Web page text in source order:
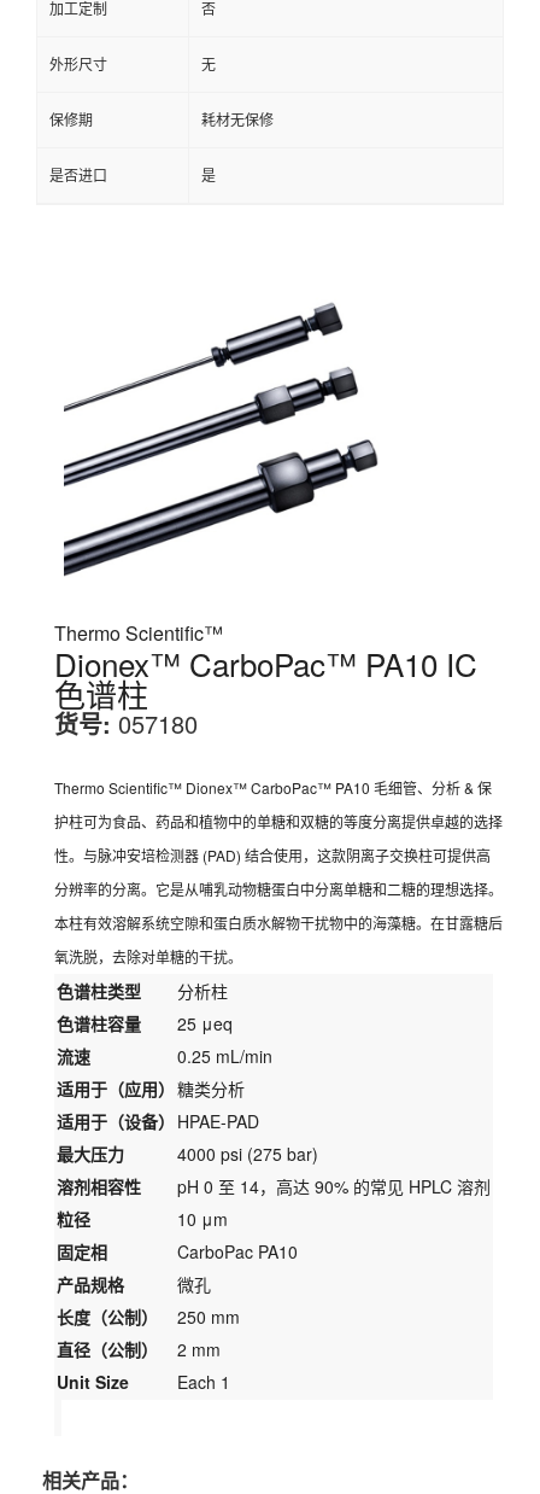
加工定制 否
外形尺寸 无
保修期 耗材无保修
是否进口 是
Thermo Scientific™
Dionex™ CarboPac™ PA10 IC
色谱柱
货号: 057180
Thermo Scientific™ Dionex™ CarboPac™ PA10 毛细管、分析 & 保
护柱可为食品、药品和植物中的单糖和双糖的等度分离提供卓越的选择
性。与脉冲安培检测器 (PAD) 结合使用，这款阴离子交换柱可提供高
分辨率的分离。它是从哺乳动物糖蛋白中分离单糖和二糖的理想选择。
本柱有效溶解系统空隙和蛋白质水解物干扰物中的海藻糖。在甘露糖后
氧洗脱，去除对单糖的干扰。
色谱柱类型
分析柱
色谱柱容量
25 μeq
流速
0.25 mL/min
适用于（应用） 糖类分析
适用于（设备） HPAE-PAD
最大压力
4000 psi (275 bar)
溶剂相容性
pH 0 至 14，高达 90% 的常见 HPLC 溶剂
粒径
10 μm
固定相
CarboPac PA10
产品规格
微孔
长度（公制）
250 mm
直径（公制）
2 mm
Unit Size
Each 1
相关产品：